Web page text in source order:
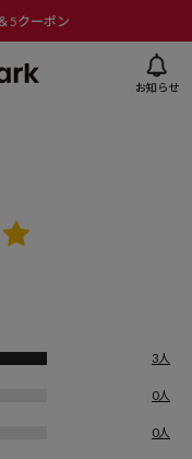
5クーポン
お知らせ
3人
0人
0人